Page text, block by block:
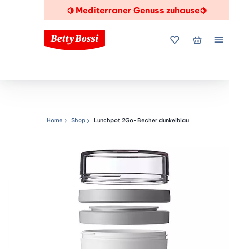
🍋 Mediterraner Genuss zuhause🍋
MeineMein
Navigationspfad
Home Shop Lunchpot 2Go-Becher dunkelblau